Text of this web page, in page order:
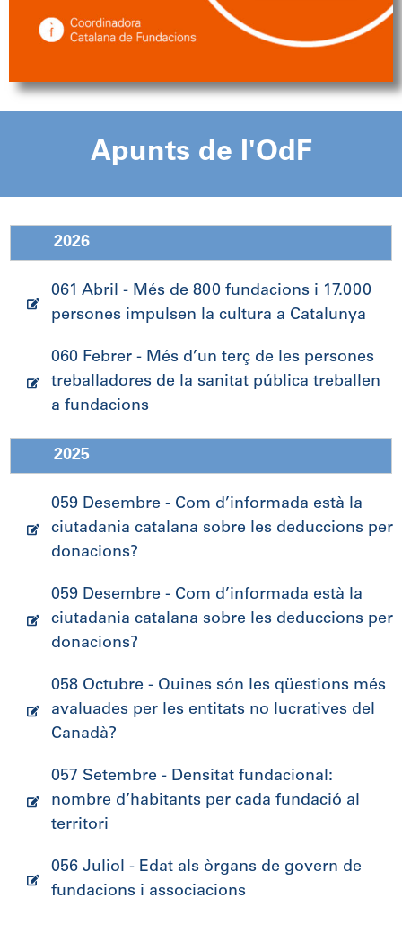
Apunts de l'OdF
2026
061 Abril - Més de 800 fundacions i 17.000
persones impulsen la cultura a Catalunya
060 Febrer - Més d’un terç de les persones
treballadores de la sanitat pública treballen
a fundacions
2025
059 Desembre - Com d’informada està la
ciutadania catalana sobre les deduccions per
donacions?
059 Desembre - Com d’informada està la
ciutadania catalana sobre les deduccions per
donacions?
058 Octubre - Quines són les qüestions més
avaluades per les entitats no lucratives del
Canadà?
057 Setembre - Densitat fundacional:
nombre d’habitants per cada fundació al
territori
056 Juliol - Edat als òrgans de govern de
fundacions i associacions